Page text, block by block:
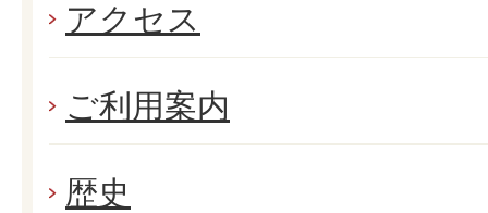
アクセス
ご利用案内
歴史